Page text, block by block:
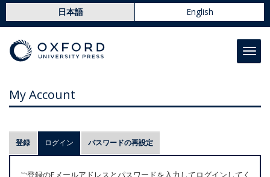
日本語 English
My Account
プ
ラ
登録 ログイン (アクティブなタブ)
パスワードの再設定
ご登録のEメールアドレスとパスワードを入力してログインしてく